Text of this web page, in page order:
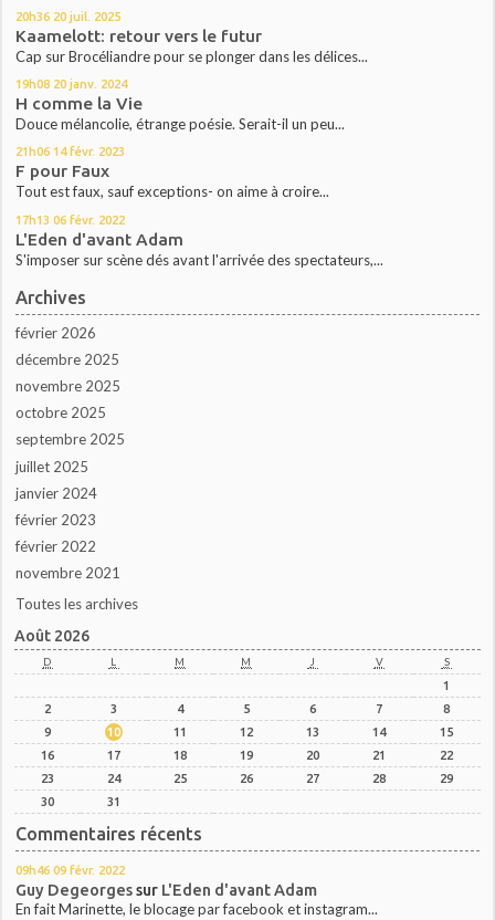
20h36 20 juil. 2025
Kaamelott: retour vers le futur
Cap sur Brocéliandre pour se plonger dans les délices...
19h08 20 janv. 2024
H comme la Vie
Douce mélancolie, étrange poésie. Serait-il un peu...
21h06 14 févr. 2023
F pour Faux
Tout est faux, sauf exceptions- on aime à croire...
17h13 06 févr. 2022
L'Eden d'avant Adam
S'imposer sur scène dés avant l'arrivée des spectateurs,...
Archives
février 2026
décembre 2025
novembre 2025
octobre 2025
septembre 2025
juillet 2025
janvier 2024
février 2023
février 2022
novembre 2021
Toutes les archives
Août 2026
D L M M J V S
1
2
3 4 5 6 7
8
9
10 11 12 13 14
15
16
17 18 19 20 21
22
23
24 25 26 27 28
29
30
31
Commentaires récents
09h46 09 févr. 2022
Guy Degeorgessur L'Eden d'avant Adam
En fait Marinette, le blocage par facebook et instagram...